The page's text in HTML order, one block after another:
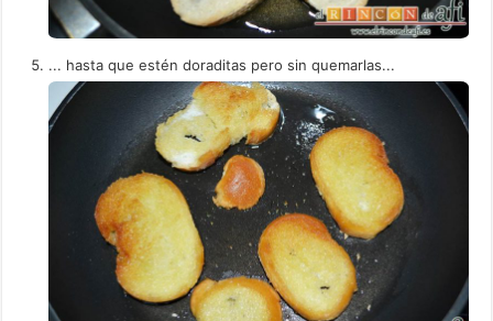
... hasta que estén doraditas pero sin quemarlas...